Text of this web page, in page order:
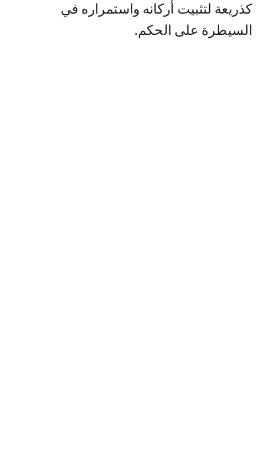
كذريعة لتثبيت أركانه واستمراره في
السيطرة على الحكم.